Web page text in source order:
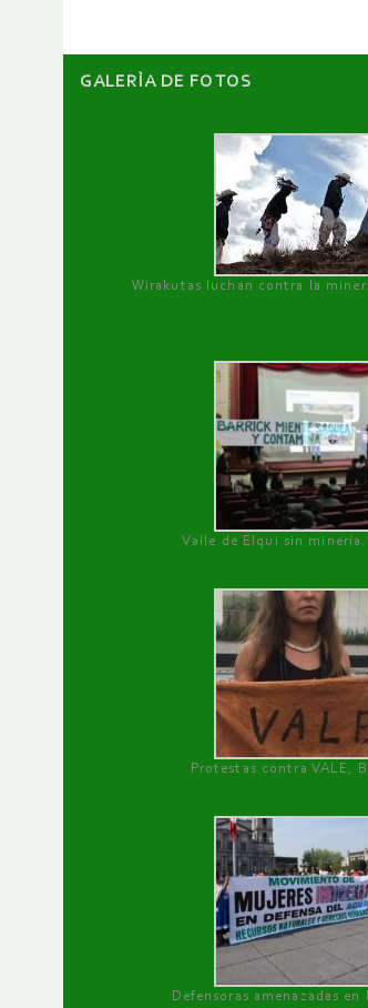
GALERÌA DE FOTOS
Wirakutas luchan contra la
Valle de Elqui sin minería.
Protestas contra VALE,
Defensoras amenazadas en